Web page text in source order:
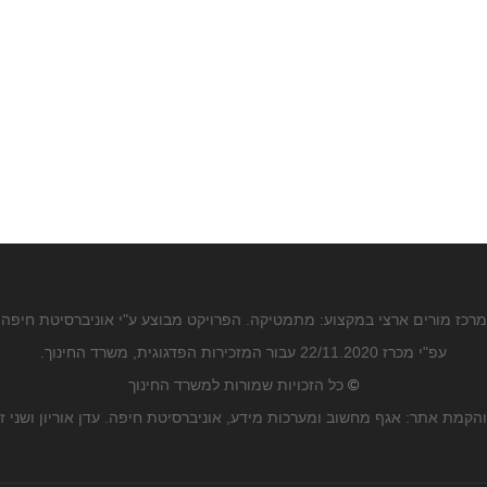
מרכז מורים ארצי במקצוע: מתמטיקה. הפרויקט מבוצע ע"י אוניברסיטת חיפה
עפ"י מכרז 22/11.2020 עבור המזכירות הפדגוגית, משרד החינוך.
© כל הזכויות שמורות למשרד החינוך
אתר: אגף מחשוב ומערכות מידע, אוניברסיטת חיפה. עדן אוריון ושני